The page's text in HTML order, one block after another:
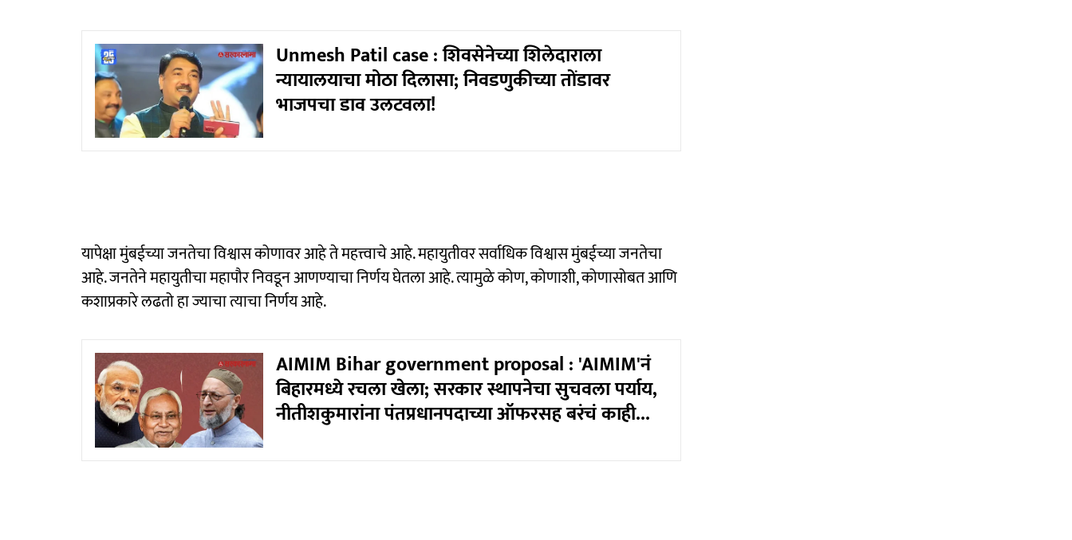
Unmesh Patil case : शिवसेनेच्या शिलेदाराला
न्यायालयाचा मोठा दिलासा; निवडणुकीच्या तोंडावर
भाजपचा डाव उलटवला!
यापेक्षा मुंबईच्या जनतेचा विश्वास कोणावर आहे ते महत्त्वाचे आहे. महायुतीवर सर्वाधिक विश्वास मुंबईच्या जनतेचा
आहे. जनतेने महायुतीचा महापौर निवडून आणण्याचा निर्णय घेतला आहे. त्यामुळे कोण, कोणाशी, कोणासोबत आणि
कशाप्रकारे लढतो हा ज्याचा त्याचा निर्णय आहे.
AIMIM Bihar government proposal : 'AIMIM'नं
बिहारमध्ये रचला खेला; सरकार स्थापनेचा सुचवला पर्याय,
नीतीशकुमारांना पंतप्रधानपदाच्या ऑफरसह बरंचं काही...